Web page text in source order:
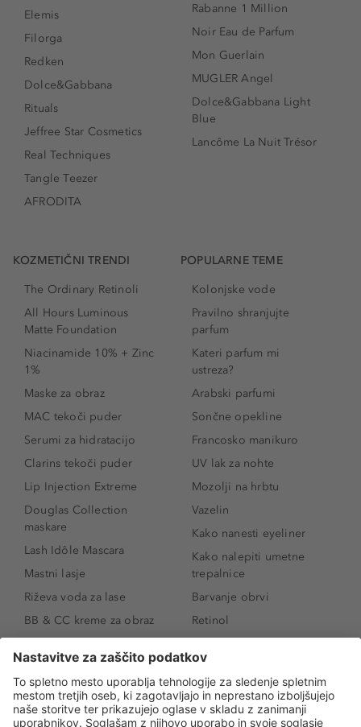
Elemis
Filorga
Redken
Dolce&Gabbana
Rituals
Jeffree Star Cosmetics
Real Techniques
Tangle Teezer
AFRODITA
Rabanne 1 Million
Noir Eau de Parfum
Mon Guerlain
MUGLER Angel
Dolce&Gabbana Light
Blue
Lancôme La Nuit Trésor
KOZMETIČNI TRENDI
The Ordinary Retinoli
All Hours Luminous
Matte Foundation
Niacinamide 10% + Zinc
1%
Maske za obraz
MAC tekoči puder
Serumi za hidratacijo
Clarins tekoči puder
Lip Injection Extreme
Douglas Collection
maskare
Lash Idôle Mascara
Mastni lasje
Riževa voda za lase
BB & CC kreme za obraz
SPF 30
Senčila za oči
Tekoči puder
POPULARNE TEME
Kolonjske vode
Pravilno shranjujte
parfum
Kateri parfum mi
ustreza?
Arabski parfumi
Sončne opekline
Francosko manikuro
UV lak za nohte
Mozolji na hrbtu
Vazelin
Kako nanesti eyeliner
Kako nalepiti umetne
trepalnice
Barvanje obrvi
Retinol
Niacinamid
Rozacea